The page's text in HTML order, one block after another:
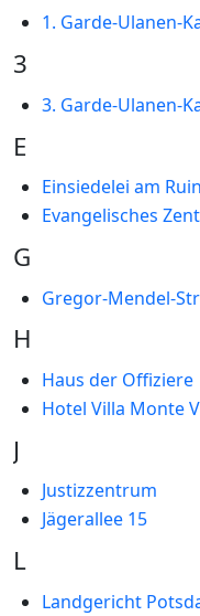
1. Garde-Ulanen-
3
3. Garde-Ulanen-
E
Einsiedelei am
Evangelisches
G
Gregor-Mendel-
H
Haus der Offiziere
Hotel Villa Monte
J
Justizzentrum
Jägerallee 15
L
Landgericht